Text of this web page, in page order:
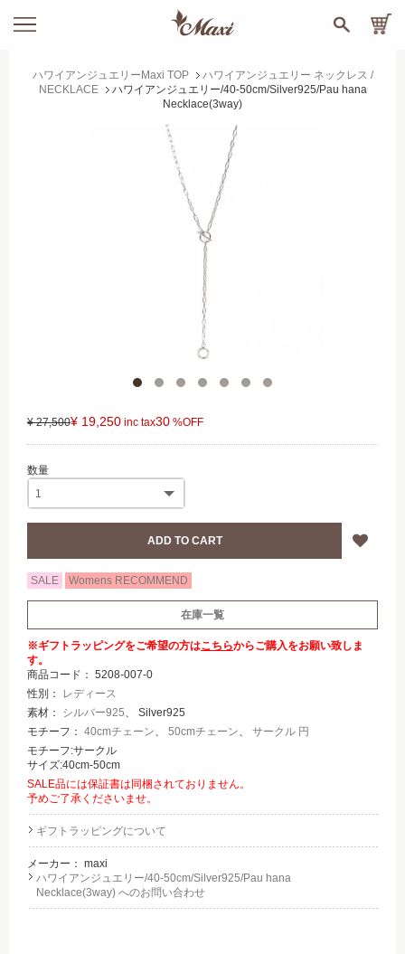
ハワイアンジュエリーMaxi TOP
ハワイアンジュエリー ネックレス /
NECKLACE
ハワイアンジュエリー/40-50cm/Silver925/Pau hana
Necklace(3way)
¥ 27,500¥ 19,250 30
SALE Womens RECOMMEND
在庫一覧
※ギフトラッピングをご希望の方はこちらからご購入をお願い致しま
す。
商品コード： 5208-007-0
性別：
レディース
素材： シルバー925、 Silver925
モチーフ： 40cmチェーン、 50cmチェーン、 サークル 円
モチーフ:サークル
サイズ:40cm-50cm
SALE品には保証書は同梱されておりません。
予めご了承くださいませ。
ギフトラッピングについて
メーカー： maxi
ハワイアンジュエリー/40-50cm/Silver925/Pau hana
Necklace(3way) へのお問い合わせ